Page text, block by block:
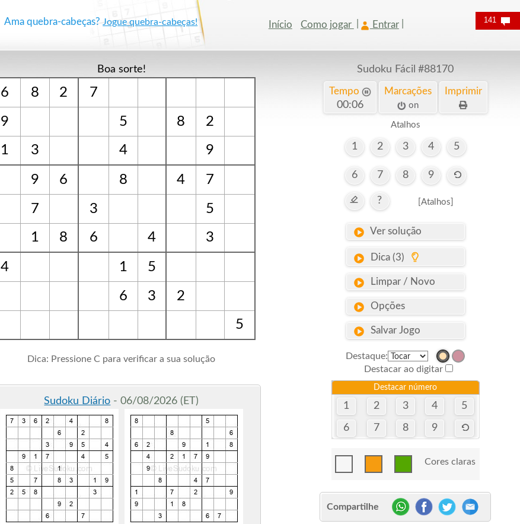
Ama quebra-cabeças? Jogue quebra-cabeças! Início Como jogar Entrar
Boa sorte!
6 8 2 7
9 5 8
2
1
3 4 9
9 6 8 4 7
7 3
5
1
8 6 4 3
4 1 5
6 3
2
5
Dica: Pressione C para verificar a sua solução
Sudoku Diário - 06/08/2026 (ET)
Sudoku Fácil #88170
Tempo
00:07
Marcações
on
Imprimir
Atalhos
1 2 3 4 5
6 7 8 9
? [Atalhos]
Ver solução
Dica (3)
Limpar / Novo
Opções
Salvar Jogo
Destaque:
Destacar ao digitar
Destacar número
1 2 3 4 5
6 7 8 9
Cores claras
Compartilhe
141